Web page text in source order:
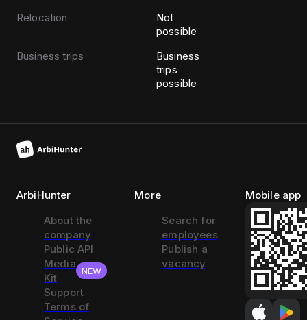
Relocation
Not
possible
Business trips
Business
trips
possible
ArbiHunter
About the
company
Public API
Media
Kit
NEW
Support
Terms of
More
Search for
employees
Publish a
vacancy
Mobile app